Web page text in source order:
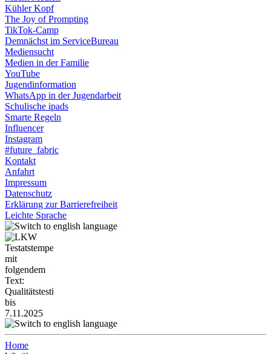
Kühler Kopf
The Joy of Prompting
TikTok-Camp
Demnächst im ServiceBureau
Mediensucht
Medien in der Familie
YouTube
Jugendinformation
WhatsApp in der Jugendarbeit
Schulische ipads
Smarte Regeln
Influencer
Instagram
#future_fabric
Kontakt
Anfahrt
Impressum
Datenschutz
Erklärung zur Barrierefreiheit
Leichte Sprache
Home